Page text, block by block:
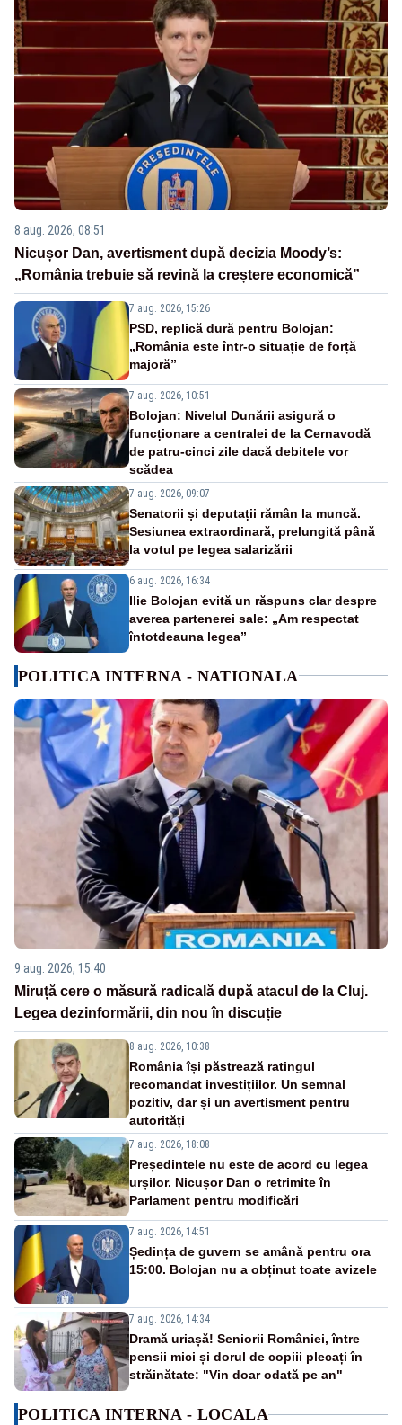
8 aug. 2026, 08:51
Nicușor Dan, avertisment după decizia Moody’s:
„România trebuie să revină la creștere economică”
7 aug. 2026, 15:26
PSD, replică dură pentru Bolojan:
„România este într-o situație de forță
majoră”
7 aug. 2026, 10:51
Bolojan: Nivelul Dunării asigură o
funcționare a centralei de la Cernavodă
de patru-cinci zile dacă debitele vor
scădea
7 aug. 2026, 09:07
Senatorii și deputații rămân la muncă.
Sesiunea extraordinară, prelungită până
la votul pe legea salarizării
6 aug. 2026, 16:34
Ilie Bolojan evită un răspuns clar despre
averea partenerei sale: „Am respectat
întotdeauna legea”
POLITICA INTERNA - NATIONALA
9 aug. 2026, 15:40
Miruță cere o măsură radicală după atacul de la Cluj.
Legea dezinformării, din nou în discuție
8 aug. 2026, 10:38
România își păstrează ratingul
recomandat investițiilor. Un semnal
pozitiv, dar și un avertisment pentru
autorități
7 aug. 2026, 18:08
Președintele nu este de acord cu legea
urșilor. Nicușor Dan o retrimite în
Parlament pentru modificări
7 aug. 2026, 14:51
Ședința de guvern se amână pentru ora
15:00. Bolojan nu a obținut toate avizele
7 aug. 2026, 14:34
Dramă uriașă! Seniorii României, între
pensii mici și dorul de copiii plecați în
străinătate: "Vin doar odată pe an"
POLITICA INTERNA - LOCALA